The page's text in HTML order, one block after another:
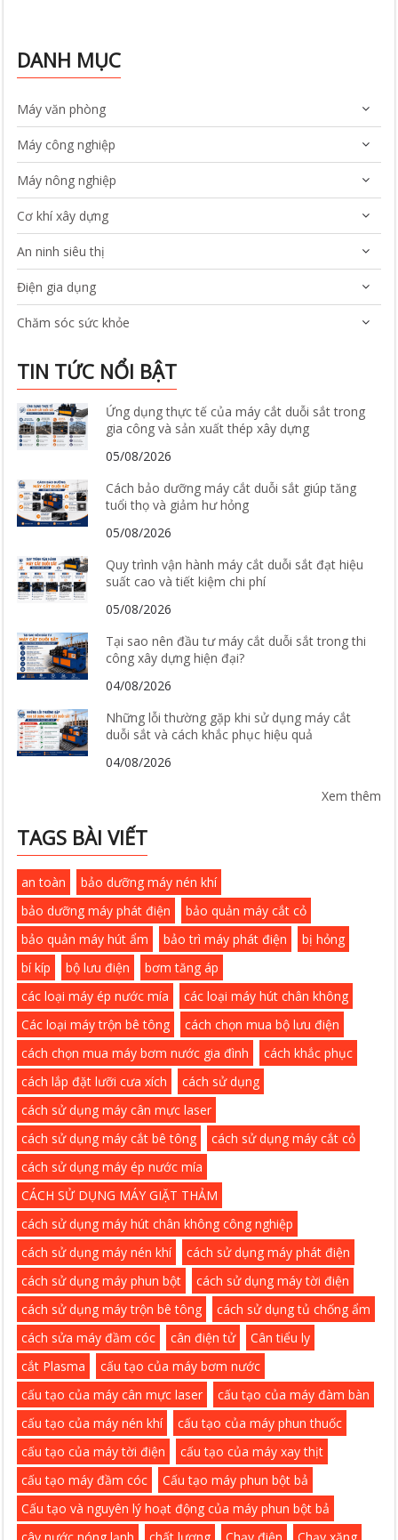
DANH MỤC
Máy văn phòng
Máy công nghiệp
Máy nông nghiệp
Cơ khí xây dựng
An ninh siêu thị
Điện gia dụng
Chăm sóc sức khỏe
TIN TỨC NỔI BẬT
Ứng dụng thực tế của máy cắt duỗi sắt trong
gia công và sản xuất thép xây dựng
05/08/2026
Cách bảo dưỡng máy cắt duỗi sắt giúp tăng
tuổi thọ và giảm hư hỏng
05/08/2026
Quy trình vận hành máy cắt duỗi sắt đạt hiệu
suất cao và tiết kiệm chi phí
05/08/2026
Tại sao nên đầu tư máy cắt duỗi sắt trong thi
công xây dựng hiện đại?
04/08/2026
Những lỗi thường gặp khi sử dụng máy cắt
duỗi sắt và cách khắc phục hiệu quả
04/08/2026
Xem thêm
TAGS BÀI VIẾT
an toàn
bảo dưỡng máy nén khí
bảo dưỡng máy phát điện
bảo quản máy cắt cỏ
bảo quản máy hút ẩm
bảo trì máy phát điện
bị hỏng
bí kíp
bộ lưu điện
bơm tăng áp
các loại máy ép nước mía
các loại máy hút chân không
Các loại máy trộn bê tông
cách chọn mua bộ lưu điện
cách chọn mua máy bơm nước gia đình
cách khắc phục
cách lắp đặt lưỡi cưa xích
cách sử dụng
cách sử dụng máy cân mực laser
cách sử dụng máy cắt bê tông
cách sử dụng máy cắt cỏ
cách sử dụng máy ép nước mía
CÁCH SỬ DỤNG MÁY GIẶT THẢM
cách sử dụng máy hút chân không công nghiệp
cách sử dụng máy nén khí
cách sử dụng máy phát điện
cách sử dụng máy phun bột
cách sử dụng máy tời điện
cách sử dụng máy trộn bê tông
cách sử dụng tủ chống ẩm
cách sửa máy đầm cóc
cân điện tử
Cân tiểu ly
cắt Plasma
cấu tạo của máy bơm nước
cấu tạo của máy cân mực laser
cấu tạo của máy đàm bàn
cấu tạo của máy nén khí
cấu tạo của máy phun thuốc
cấu tạo của máy tời điện
cấu tạo của máy xay thịt
cấu tạo máy đầm cóc
Cấu tạo máy phun bột bả
Cấu tạo và nguyên lý hoạt động của máy phun bột bả
cây nước nóng lạnh
chất lượng Chạy điện Chạy xăng